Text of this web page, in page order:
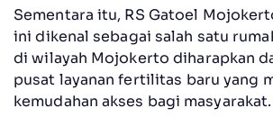
Sementara itu, RS Gatoel
ini dikenal sebagai salah satu
di wilayah Mojokerto diharapkan
pusat layanan fertilitas baru yang
kemudahan akses bagi masyarakat.